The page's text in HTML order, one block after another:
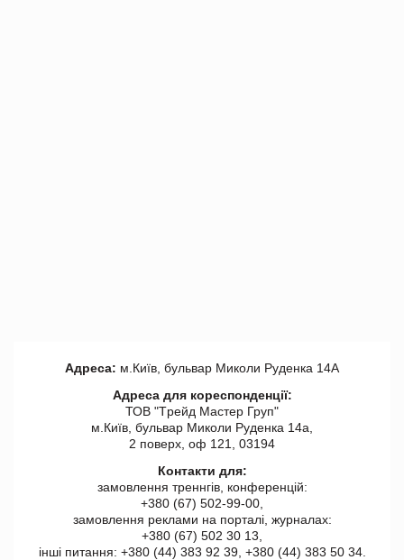
Адреса: м.Київ, бульвар Миколи Руденка 14А
Адреса для кореспонденції:
ТОВ "Tрейд Мастер Груп"
м.Київ, бульвар Миколи Руденка 14а,
2 поверх, оф 121, 03194
Контакти для:
замовлення треннгів, конференцій:
+380 (67) 502-99-00,
замовлення реклами на порталі, журналах:
+380 (67) 502 30 13,
інші питання: +380 (44) 383 92 39, +380 (44) 383 50 34.